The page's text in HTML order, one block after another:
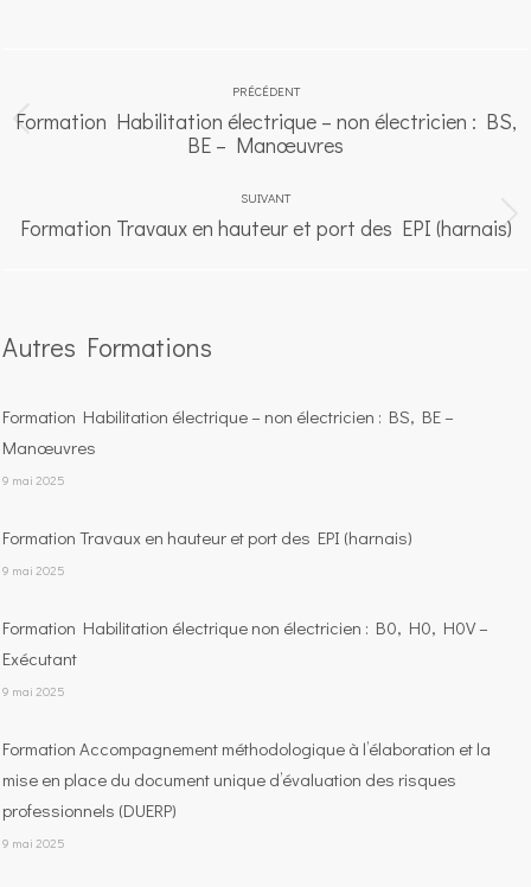
PRÉCÉDENT
Article
:
Formation Habilitation électrique – non électricien : BS,
BE – Manœuvres
SUIVANT
Article
Formation Travaux en hauteur et port des EPI (harnais)
Autres Formations
Formation Habilitation électrique – non électricien : BS, BE –
Manœuvres
9 mai 2025
Formation Travaux en hauteur et port des EPI (harnais)
9 mai 2025
Formation Habilitation électrique non électricien : B0, H0, H0V –
Exécutant
9 mai 2025
Formation Accompagnement méthodologique à l’élaboration et la
mise en place du document unique d’évaluation des risques
professionnels (DUERP)
9 mai 2025